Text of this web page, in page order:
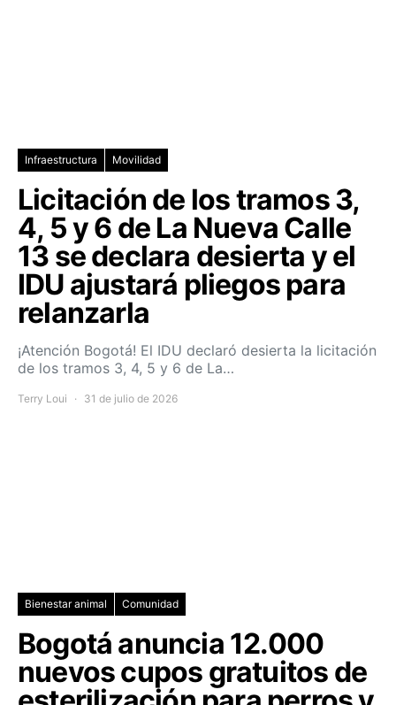
Infraestructura Movilidad
Licitación de los tramos 3,
4, 5 y 6 de La Nueva Calle
13 se declara desierta y el
IDU ajustará pliegos para
relanzarla
¡Atención Bogotá! El IDU declaró desierta la licitación
de los tramos 3, 4, 5 y 6 de La…
Terry Loui 31 de julio de 2026
Bienestar animal Comunidad
Bogotá anuncia 12.000
nuevos cupos gratuitos de